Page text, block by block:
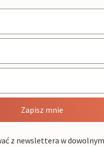
Zapisz mnie
z newslettera w